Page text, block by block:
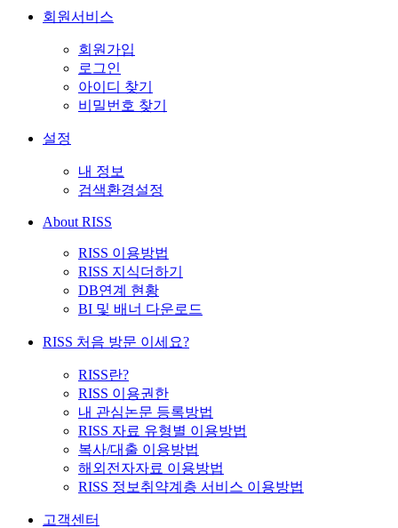
회원서비스
회원가입
로그인
아이디 찾기
비밀번호 찾기
설정
내 정보
검색환경설정
About RISS
RISS 이용방법
RISS 지식더하기
DB연계 현황
BI 및 배너 다운로드
RISS 처음 방문 이세요?
RISS란?
RISS 이용권한
내 관심논문 등록방법
RISS 자료 유형별 이용방법
복사/대출 이용방법
해외전자자료 이용방법
RISS 정보취약계층 서비스 이용방법
고객센터